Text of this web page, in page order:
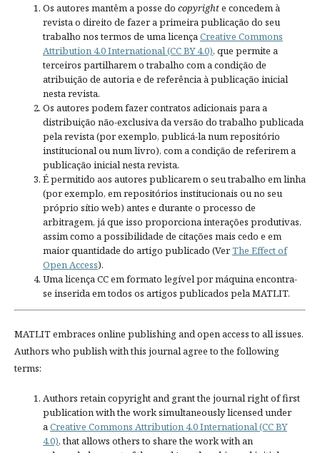
Os autores mantêm a posse do copyrighte concedem à
revista o direito de fazer a primeira publicação do seu
trabalho nos termos de uma licençaCreative Commons
Attribution 4.0 International (CC BY 4.0), que permite a
terceiros partilharem o trabalho com a condição de
atribuição de autoria e de referência à publicação inicial
nesta revista.
Os autores podem fazer contratos adicionais para a
distribuição não-exclusiva da versão do trabalho publicada
pela revista (por exemplo, publicá-la num repositório
institucional ou num livro), com a condição de referirem a
publicação inicial nesta revista.
É permitido aos autores publicarem o seu trabalho em linha
(por exemplo, em repositórios institucionais ou no seu
próprio sítio web) antes e durante o processo de
arbitragem, já que isso proporciona interações produtivas,
assim como a possibilidade de citações mais cedo e em
maior quantidade do artigo publicado (VerThe Effect of
Open Access).
Uma licença CC em formato legível por máquina encontra-
se inserida em todos os artigos publicados pela MATLIT.
MATLIT embraces online publishing and open access to all issues.
Authors who publish with this journal agree to the following
terms:
Authors retain copyright and grant the journal right of first
publication with the work simultaneously licensed under
aCreative Commons Attribution 4.0 International (CC BY
4.0), that allows others to share the work with an